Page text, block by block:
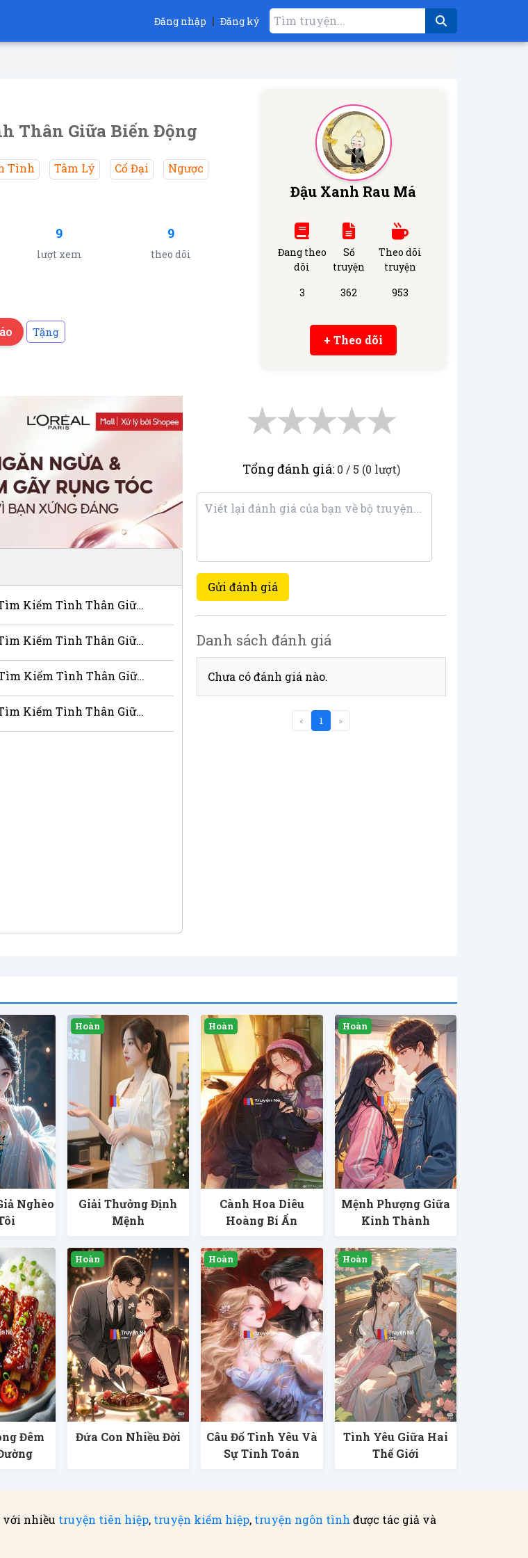
Đăng nhập | Đăng ký
Thân Giữa Biến Động
Tình Tâm Lý Cổ Đại
Ngược
9
lượt xem
9
theo dõi
Tặng
Đậu Xanh Rau Má
Đang theo
dõi
3
Số
truyện
362
Theo dõi
truyện
953
+ Theo dõi
Chương 8 - Tìm Kiếm Tình Thân Giữa Biến Động
Chương 6 - Tìm Kiếm Tình Thân Giữa Biến Động
Chương 4 - Tìm Kiếm Tình Thân Giữa Biến Động
Chương 2 - Tìm Kiếm Tình Thân Giữa Biến Động
★
★
★
★
★
Tổng đánh giá: 0 / 5 (0 lượt)
Gửi đánh giá
Danh sách đánh giá
Chưa có đánh giá nào.
« 1 »
Nghèo
Giải Thưởng Định
Mệnh
Cành Hoa Diêu
Hoàng Bí Ẩn
Mệnh Phượng Giữa
Kinh Thành
Đêm
Đứa Con Nhiều Đời
Câu Đố Tình Yêu Và
Sự Tính Toán
Tình Yêu Giữa Hai
Thế Giới
với nhiều truyện tiên hiệp, truyện kiếm hiệp, truyện ngôn tình được tác giả và